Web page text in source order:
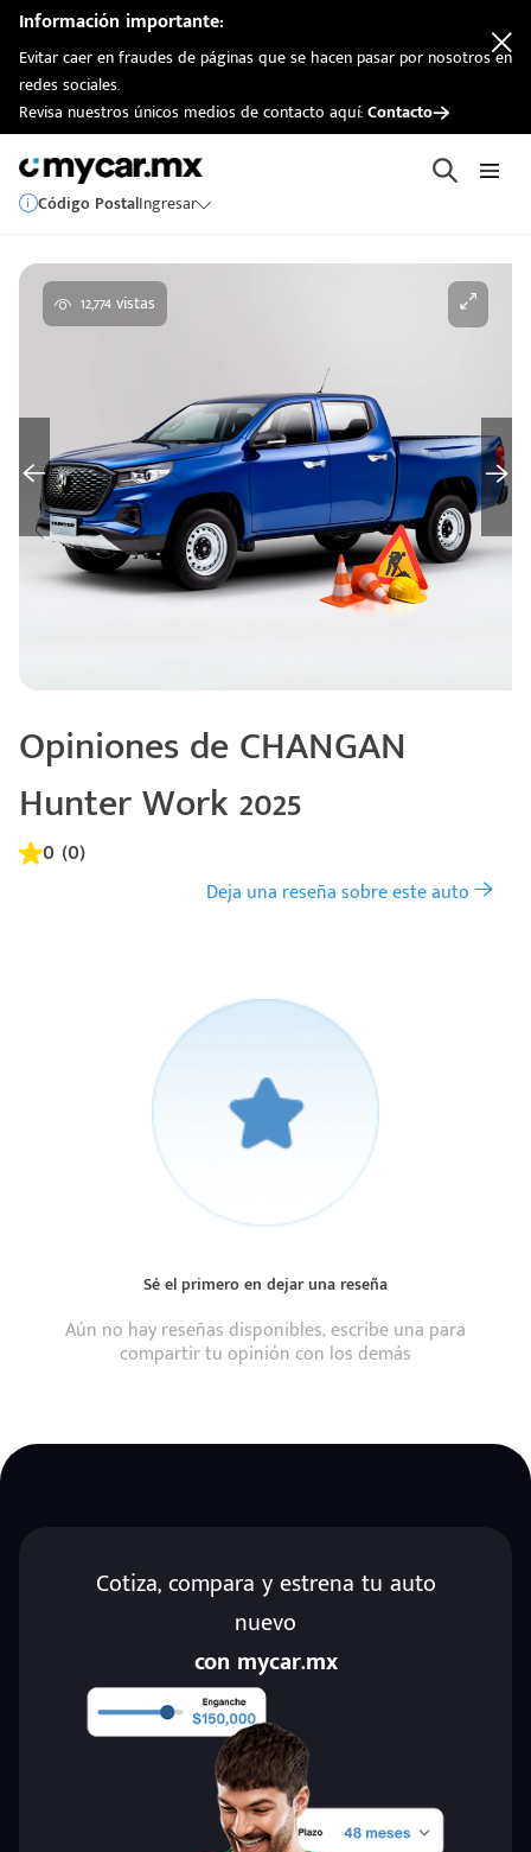
Información importante:
Evitar caer en fraudes de páginas que se hacen pasar por nosotros en
redes sociales.
Revisa nuestros únicos medios de contacto aquí:Contacto
Código PostalIngresar
12,774 vistas
Opiniones de CHANGAN
Hunter Work 2025
0 (0)
Deja una reseña sobre este auto
Sé el primero en dejar una reseña
Aún no hay reseñas disponibles, escribe una para
compartir tu opinión con los demás
Cotiza, compara y estrena tu auto
nuevo
con mycar.mx